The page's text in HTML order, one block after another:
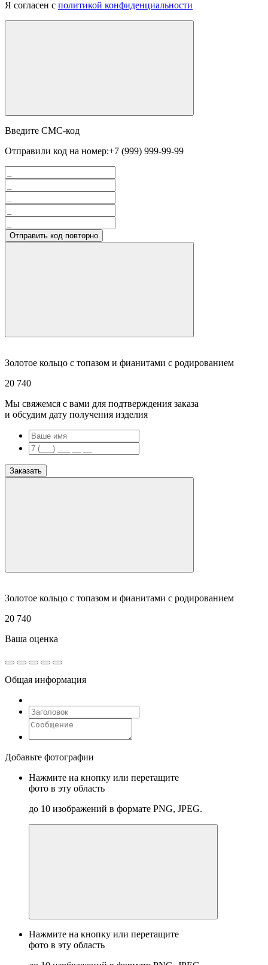
Я согласен с политикой конфиденциальности
Введите СМС-код
Отправили код на номер:+7 (999) 999-99-99
Отправить код повторно
Золотое кольцо с топазом и фианитами с родированием
20 740
Мы свяжемся с вами для подтверждения заказа
и обсудим дату получения изделия
Заказать
Золотое кольцо с топазом и фианитами с родированием
20 740
Ваша оценка
Общая информация
Добавьте фотографии
Нажмите на кнопку или перетащите
фото в эту область
до 10 изображений в формате PNG, JPEG.
Нажмите на кнопку или перетащите
фото в эту область